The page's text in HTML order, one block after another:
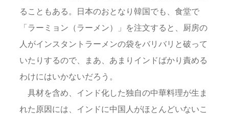
ることもある。日本のおとなり韓国でも、食堂で
「ラーミョン（ラーメン）」を注文すると、厨房の
人がインスタントラーメンの袋をバリバリと破って
いたりするので、まあ、あまりインドばかり責める
わけにはいかないだろう。
具材を含め、インド化した独自の中華料理が生ま
れた原因には、インドに中国人がほとんどいないこ